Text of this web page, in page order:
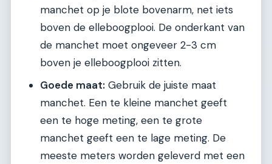
manchet op je blote bovenarm, net iets
boven de elleboogplooi. De onderkant van
de manchet moet ongeveer 2-3 cm
boven je elleboogplooi zitten.
Goede maat: Gebruik de juiste maat
manchet. Een te kleine manchet geeft
een te hoge meting, een te grote
manchet geeft een te lage meting. De
meeste meters worden geleverd met een